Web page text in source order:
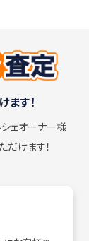
す！
シェオーナー様
だけます！